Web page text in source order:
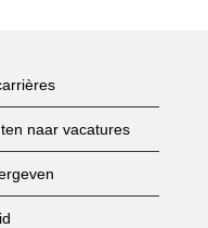
naar vacatures